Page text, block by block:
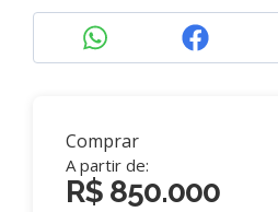
Comprar
A partir de:
R$ 850.000